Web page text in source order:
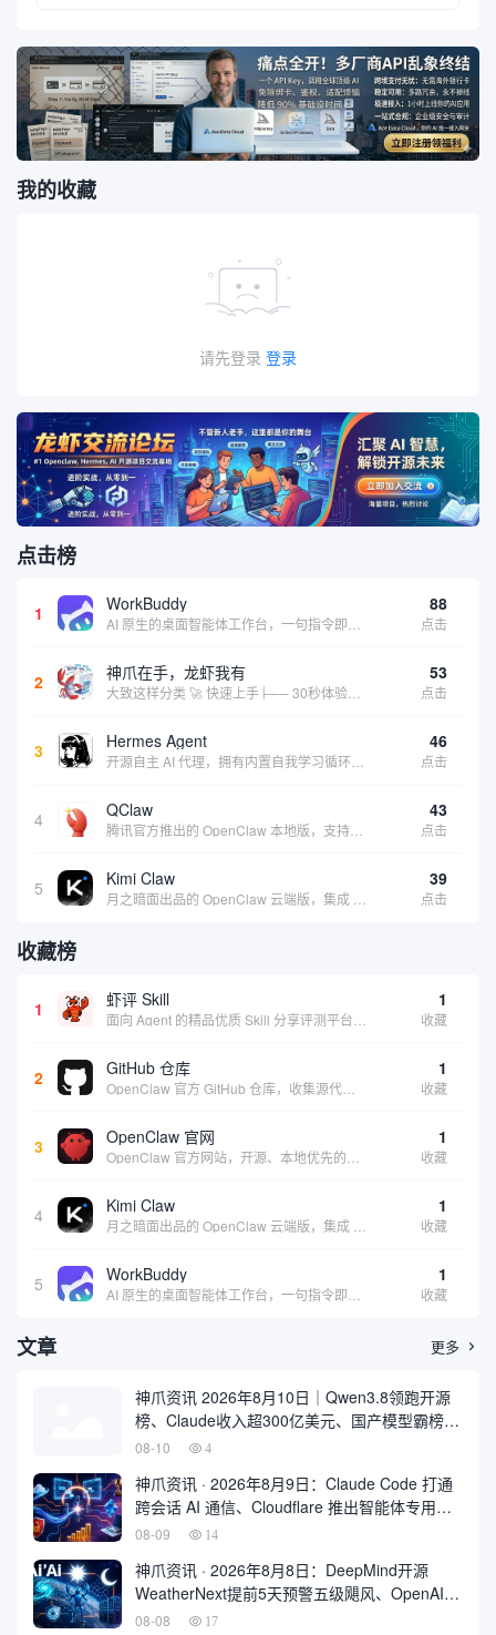
我的收藏
请先登录 登录
点击榜
1 WorkBuddy 88
点击
2 神爪在手，龙虾我有 53
点击
3 Hermes Agent 46
点击
4 QClaw 43
点击
5 Kimi Claw 39
点击
收藏榜
1 虾评 Skill 1
收藏
2 GitHub 仓库 1
收藏
3 OpenClaw 官网 1
收藏
4 Kimi Claw 1
收藏
5 WorkBuddy 1
收藏
文章 更多 
神爪资讯 2026年8月10日｜Qwen3.8领跑开源
榜、Claude收入超300亿美元、国产模型霸榜
OpenRouter
08-10 4
神爪资讯 · 2026年8月9日：Claude Code 打通
跨会话 AI 通信、Cloudflare 推出智能体专用浏
览器 Kitesurf
08-09 14
神爪资讯 · 2026年8月8日：DeepMind开源
WeatherNext提前5天预警五级飓风、OpenAI最
大新模型Astra曝光
08-08 17